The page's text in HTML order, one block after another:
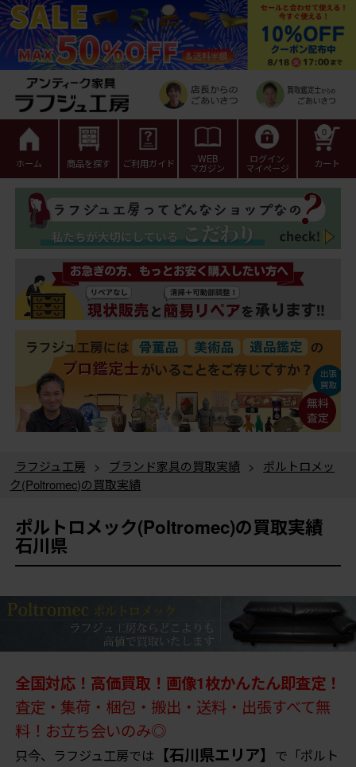
ホーム 商品を探す ご利用ガイド WEB
マガジン
ログイン
マイページ カート
0
ラフジュ工房 > ブランド家具の買取実績 >
ポルトロメッ
ク(Poltromec)の買取実績
ポルトロメック(Poltromec)の買取実績
石川県
全国対応！高価買取！画像1枚かんたん即査定！
査定・集荷・梱包・搬出・送料・出張すべて無
料！お立ち会いのみ◎
只今、ラフジュ工房では 【石川県エリア】 で「ポルト